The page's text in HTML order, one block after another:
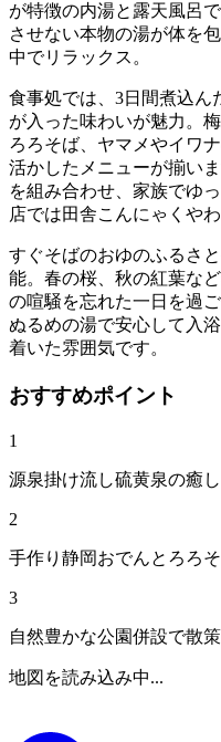
が特徴の内湯と露天風呂
させない本物の湯が体を
中でリラックス。
食事処では、3日間煮込ん
が入った味わいが魅力。
ろろそば、ヤマメやイワ
活かしたメニューが揃い
を組み合わせ、家族でゆ
店では田舎こんにゃくや
すぐそばのおゆのふるさ
能。春の桜、秋の紅葉な
の喧騒を忘れた一日を過
ぬるめの湯で安心して入
着いた雰囲気です。
おすすめポイント
1
源泉掛け流し硫黄泉の癒し
2
手作り静岡おでんとろろ
3
自然豊かな公園併設で散策
地図を読み込み中...